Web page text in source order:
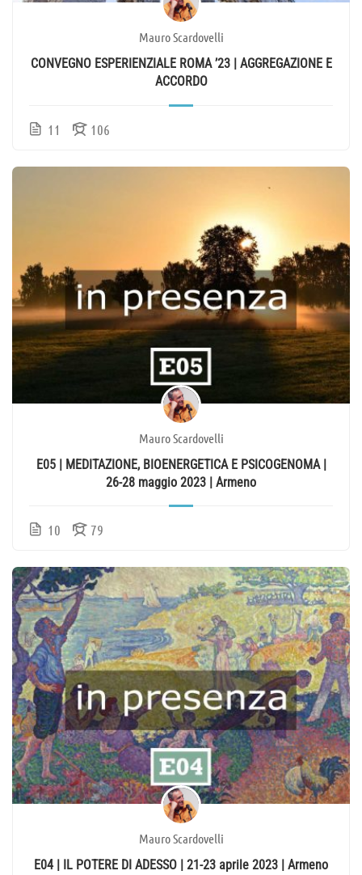
Mauro Scardovelli
CONVEGNO ESPERIENZIALE ROMA ’23 | AGGREGAZIONE E
ACCORDO
11 106
Mauro Scardovelli
E05 | MEDITAZIONE, BIOENERGETICA E PSICOGENOMA |
26-28 maggio 2023 | Armeno
10 79
Mauro Scardovelli
E04 | IL POTERE DI ADESSO | 21-23 aprile 2023 | Armeno